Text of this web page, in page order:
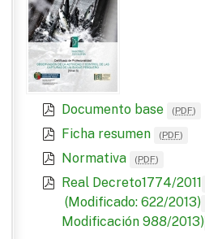
Documento base (PDF)
Ficha resumen (PDF)
Normativa (PDF)
Real Decreto1774/2011
(Modificado: 622/2013)
Modificación 988/2013)